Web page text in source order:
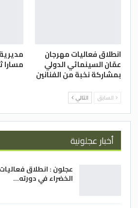
انطلاق فعاليات مهرجان
عمّان السينمائي الدولي
بمشاركة نخبة من الفنانين
مسارا
السابق التالي
أخبار عجلونية
عجلون : انطلاق
الخضراء في دورته…